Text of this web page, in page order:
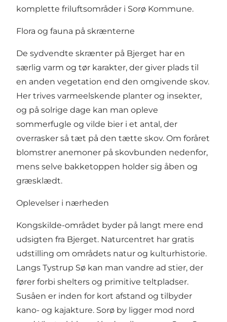
komplette friluftsområder i Sorø Kommune.
Flora og fauna på skrænterne
De sydvendte skrænter på Bjerget har en
særlig varm og tør karakter, der giver plads til
en anden vegetation end den omgivende skov.
Her trives varmeelskende planter og insekter,
og på solrige dage kan man opleve
sommerfugle og vilde bier i et antal, der
overrasker så tæt på den tætte skov. Om foråret
blomstrer anemoner på skovbunden nedenfor,
mens selve bakketoppen holder sig åben og
græsklædt.
Oplevelser i nærheden
Kongskilde-området byder på langt mere end
udsigten fra Bjerget. Naturcentret har gratis
udstilling om områdets natur og kulturhistorie.
Langs Tystrup Sø kan man vandre ad stier, der
fører forbi shelters og primitive teltpladser.
Susåen er inden for kort afstand og tilbyder
kano- og kajakture. Sorø by ligger mod nord